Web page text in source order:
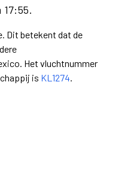
Dit betekent dat de
Het vluchtnummer
is KL1274.